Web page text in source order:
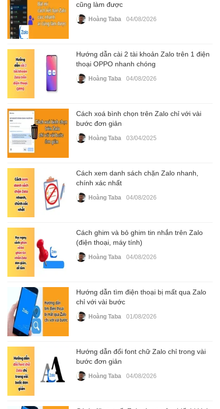
cũng làm được
Hoàng Taba 04/08/2026
Hướng dẫn cài 2 tài khoản Zalo trên 1 điện
thoại OPPO nhanh chóng
Hoàng Taba 04/08/2026
Cách xoá bình chọn trên Zalo chỉ với vài
bước đơn giản
Hoàng Taba 03/04/2025
Cách xem danh sách chặn Zalo nhanh,
chính xác nhất
Hoàng Taba 04/08/2026
Cách ghim và bỏ ghim tin nhắn trên Zalo
(điện thoại, máy tính)
Hoàng Taba 04/08/2026
Hướng dẫn tìm điện thoại bị mất qua Zalo
chỉ với vài bước
Hoàng Taba 01/08/2026
Hướng dẫn đổi font chữ Zalo chỉ trong vài
bước đơn giản
Hoàng Taba 04/08/2026